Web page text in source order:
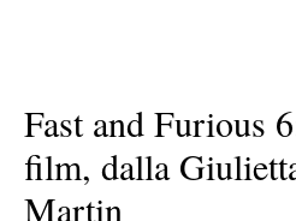
Fast and Furious
film, dalla
Martin